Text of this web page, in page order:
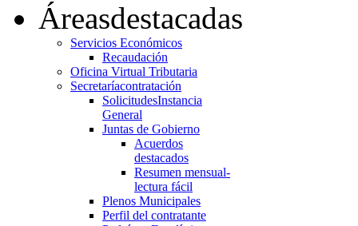
Áreasdestacadas
Servicios Económicos
Recaudación
Oficina Virtual Tributaria
Secretaríacontratación
SolicitudesInstancia
General
Juntas de Gobierno
Acuerdos
destacados
Resumen mensual-
lectura fácil
Plenos Municipales
Perfil del contratante